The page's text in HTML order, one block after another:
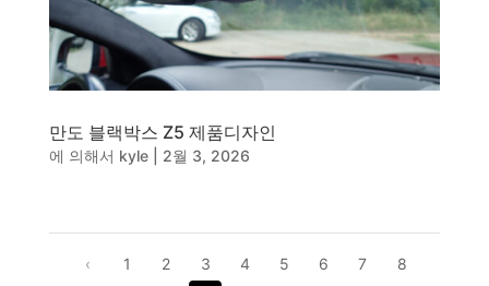
만도 블랙박스 Z5 제품디자인
에 의해서 kyle| 2월 3, 2026
‹ 1 2 3 4 5 6 7
8